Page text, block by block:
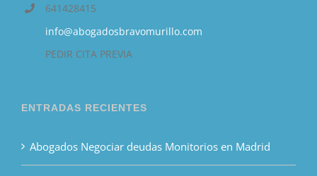
641428415
info@abogadosbravomurillo.com
PEDIR CITA PREVIA
ENTRADAS RECIENTES
Abogados Negociar deudas Monitorios en Madrid